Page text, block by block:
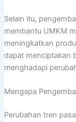
Selain itu,
membantu UMKM
meningkatkan
dapat menciptakan
menghadapi
Mengapa
Perubahan tren